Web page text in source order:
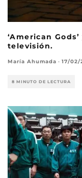
‘American
televisión.
María Ahumada · 17/02/
8 MINUTO DE LECTURA